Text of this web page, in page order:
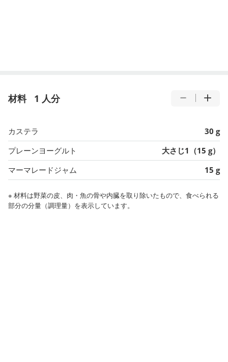
材料 1 人分
カステラ
30 g
プレーンヨーグルト
大さじ1（15 g）
マーマレードジャム
15 g
※ 材料は野菜の皮、肉・魚の骨や内臓を取り除いたもので、食べられる
部分の分量（調理量）を表示しています。